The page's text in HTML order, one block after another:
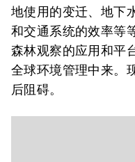
地使用的变迁、地下
和交通系统的效率等
森林观察的应用和平
全球环境管理中来。
后阻碍。